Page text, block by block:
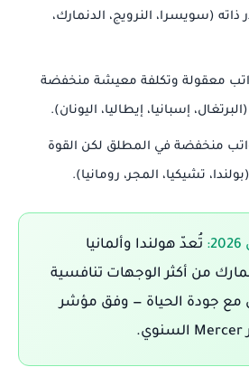
(سويسرا، النرويج، الدنمارك،
معقولة وتكلفة معيشة منخفضة
إسبانيا، إيطاليا، اليونان).
منخفضة في المطلق لكن القوة
تشيكيا، المجر، رومانيا).
تُعدّ هولندا وألمانيا
من أكثر الوجهات تنافسية
مع جودة الحياة — وفق مؤشر